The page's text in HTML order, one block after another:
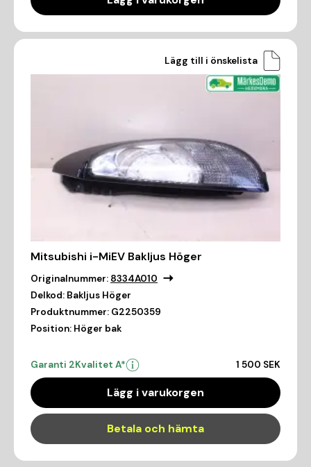
Lägg till i önskelista
Mitsubishi i-MiEV Bakljus Höger
Originalnummer: 8334A010
Delkod: Bakljus Höger
Produktnummer: G2250359
Position: Höger bak
Garanti 2Kvalitet A* 1 500 SEK
Lägg i varukorgen
Betala och hämta